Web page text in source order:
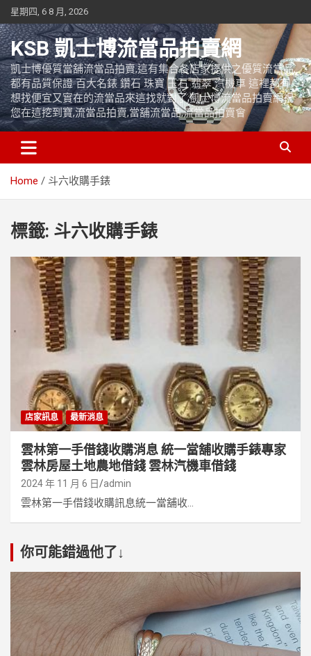
Skip
to
content
星期四, 6 8 月, 2026
KSB 凱士博流當品拍賣網
凱士博優質當舖流當品拍賣,這有集合各店家提供之優質流當品,
都有品質保證 百大名錶 鑽石 珠寶 玉石 翡翠 汽機車 這裡都有
想找便宜又實在的流當品來這找就對了,凱士博流當品拍賣網祝
您在這挖到寶,流當品拍賣,當舖流當品,流當品拍賣會
Home 斗六收購手錶
標籤: 斗六收購手錶
店家訊息 最新消息
雲林第一手借錢收購消息 統一當舖收購手錶專家
雲林房屋土地農地借錢 雲林汽機車借錢
2024 年 11 月 6 日 admin
雲林第一手借錢收購訊息統一當舖收...
你可能錯過他了↓